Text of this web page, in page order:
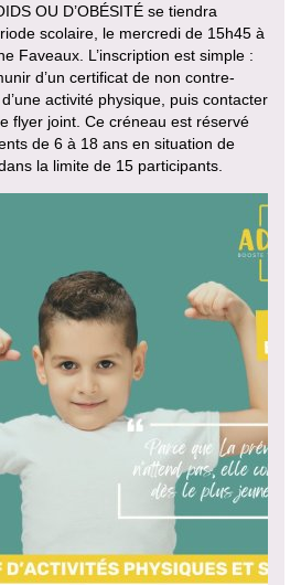
OU D’OBÉSITÉ se tiendra
scolaire, le mercredi de 15h45 à
Faveaux. L’inscription est simple :
d’un certificat de non contre-
activité physique, puis contacter
flyer joint. Ce créneau est réservé
de 6 à 18 ans en situation de
la limite de 15 participants.